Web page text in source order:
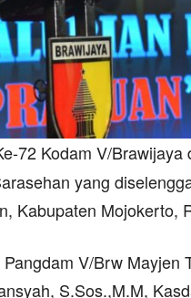
72 Kodam V/Brawijaya
yang
Kabupaten Mojokerto,
V/Brw Mayjen
S.Sos.,M.M,